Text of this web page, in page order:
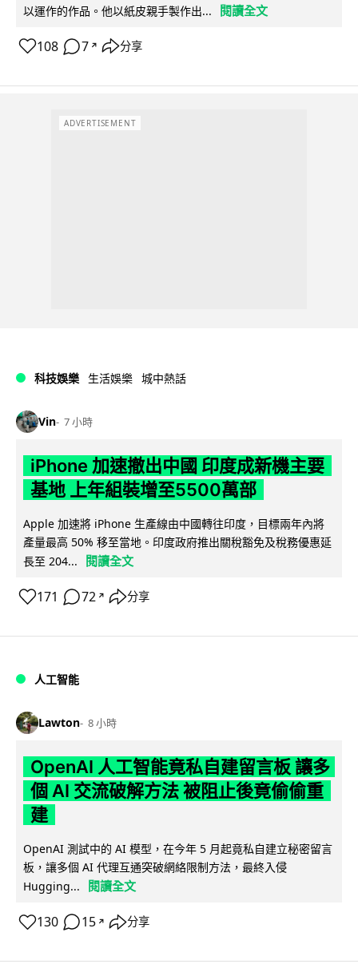
以運作的作品。他以紙皮親手製作出...
閱讀全文
108 7 ↗ 分享
ADVERTISEMENT
科技娛樂 生活娛樂 城中熱話
Vin 7 小時
iPhone 加速撤出中國 印度成新機主要
基地 上年組裝增至5500萬部
Apple 加速將 iPhone 生產線由中國轉往印度，目標兩年內將
產量最高 50% 移至當地。印度政府推出關稅豁免及稅務優惠延
長至 204...
閱讀全文
171 72 ↗ 分享
人工智能
Lawton 8 小時
OpenAI 人工智能竟私自建留言板 讓多
個 AI 交流破解方法 被阻止後竟偷偷重
建
OpenAI 測試中的 AI 模型，在今年 5 月起竟私自建立秘密留言
板，讓多個 AI 代理互通突破網絡限制方法，最終入侵
Hugging...
閱讀全文
130 15 ↗ 分享